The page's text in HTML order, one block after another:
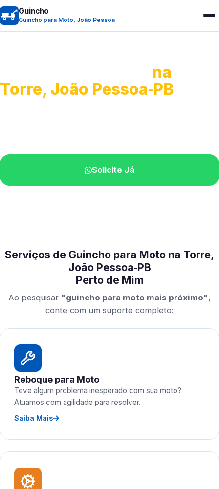
Guincho
Guincho para Moto, João Pessoa
na
Torre, João Pessoa‑PB
Solicite Já
Serviços de Guincho para Moto na Torre,
João Pessoa‑PB
Perto de Mim
Ao pesquisar "guincho para moto mais próximo",
conte com um suporte completo:
Reboque para Moto
Teve algum problema inesperado com sua moto?
Atuamos com agilidade para resolver.
Saiba Mais